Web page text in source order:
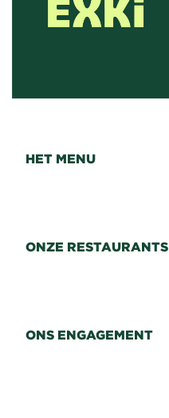
HET MENU
ONZE RESTAURANTS
ONS ENGAGEMENT